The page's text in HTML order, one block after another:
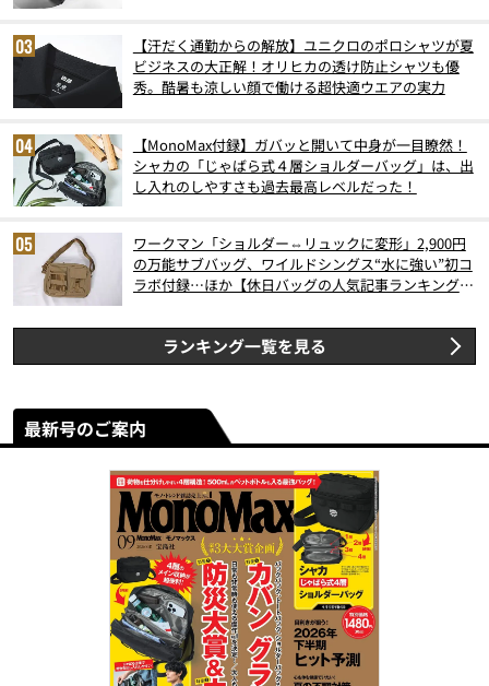
【汗だく通勤からの解放】ユニクロのポロシャツが夏
ビジネスの大正解！オリヒカの透け防止シャツも優
秀。酷暑も涼しい顔で働ける超快適ウエアの実力
【MonoMax付録】ガバッと開いて中身が一目瞭然！
シャカの「じゃばら式４層ショルダーバッグ」は、出
し入れのしやすさも過去最高レベルだった！
ワークマン「ショルダー⇔リュックに変形」2,900円
の万能サブバッグ、ワイルドシングス“水に強い”初コ
ラボ付録…ほか【休日バッグの人気記事ランキングベ
ランキング一覧を見る
最新号のご案内